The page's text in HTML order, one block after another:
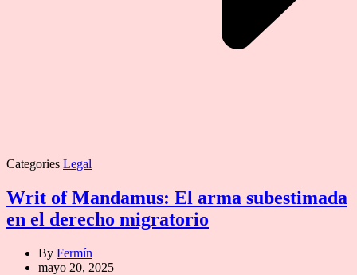
Categories Legal
Writ of Mandamus: El arma subestimada
en el derecho migratorio
By Fermín
mayo 20, 2025